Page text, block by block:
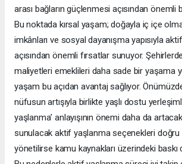
arası bağların güçlenmesi açısından önemli
Bu noktada kırsal yaşam; doğayla iç içe
imkânları ve sosyal dayanışma yapısıyla
açısından önemli fırsatlar sunuyor.
maliyetleri emeklileri daha sade bir yaşama
yaşam bu açıdan avantaj sağlıyor.
nüfusun artışıyla birlikte yaşlı dostu
yaşlanma’ anlayışının önemi daha da
sunulacak aktif yaşlanma seçenekleri doğru
yönetilirse kamu kaynakları üzerindeki baskı